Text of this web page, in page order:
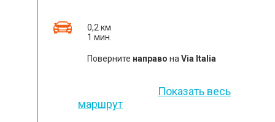
0,2 км
1 мин.
Поверните направо на Via Italia
Показать весь
маршрут